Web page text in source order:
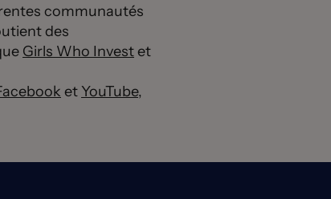
communautés
des
Girls Who Investet
etYouTube,